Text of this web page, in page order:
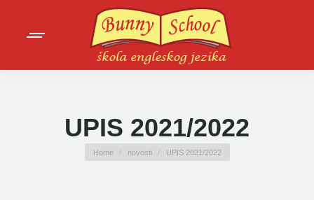
UPIS 2021/2022
You are here:
Home novosti UPIS 2021/2022